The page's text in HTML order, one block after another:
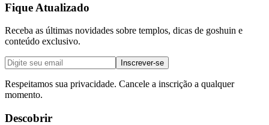
Fique Atualizado
Receba as últimas novidades sobre templos, dicas de goshuin e
conteúdo exclusivo.
Inscrever-se
Respeitamos sua privacidade. Cancele a inscrição a qualquer
momento.
Descobrir